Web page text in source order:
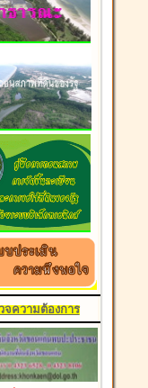
จความต้องการ